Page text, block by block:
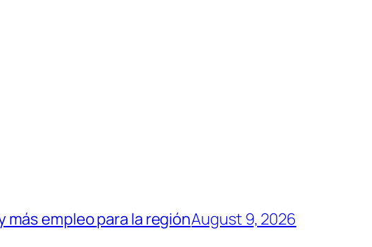
más empleo para la regiónAugust 9, 2026